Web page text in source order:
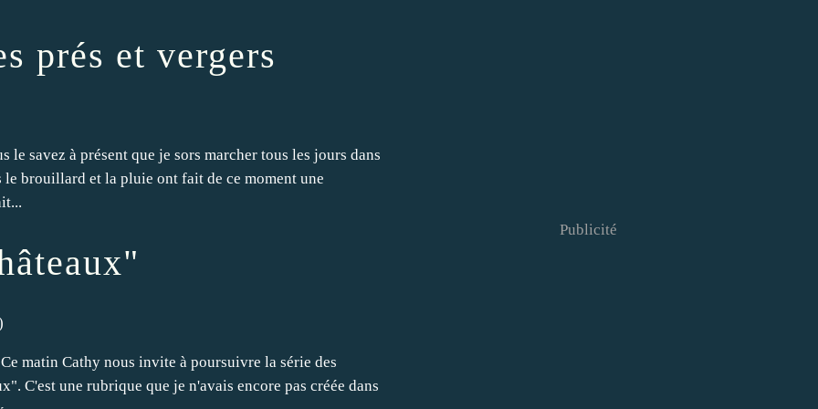
prés et vergers
le savez à présent que je sors marcher tous les jours dans
brouillard et la pluie ont fait de ce moment une
matin Cathy nous invite à poursuivre la série des
C'est une rubrique que je n'avais encore pas créée dans
Publicité